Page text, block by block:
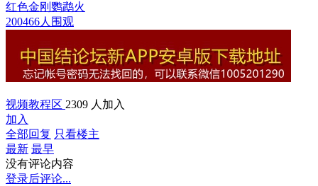
红色金刚鹦鹉火
200466人围观
视频教程区 2309 人加入
加入
全部回复 只看楼主
最新 最早
没有评论内容
登录后评论...